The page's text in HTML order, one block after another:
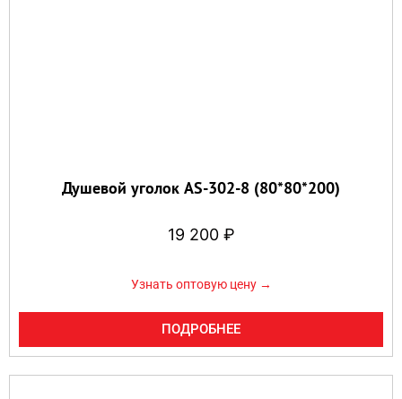
Душевой уголок AS-302-8 (80*80*200)
19 200 ₽
Узнать оптовую цену →
ПОДРОБНЕЕ